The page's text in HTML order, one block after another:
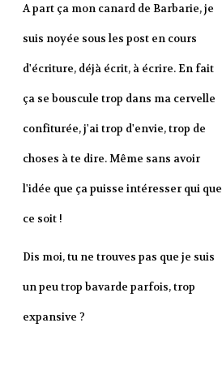
A part ça mon canard de Barbarie, je
suis noyée sous les post en cours
d'écriture, déjà écrit, à écrire. En fait
ça se bouscule trop dans ma cervelle
confiturée, j'ai trop d'envie, trop de
choses à te dire. Même sans avoir
l'idée que ça puisse intéresser qui que
ce soit !
Dis moi, tu ne trouves pas que je suis
un peu trop bavarde parfois, trop
expansive ?